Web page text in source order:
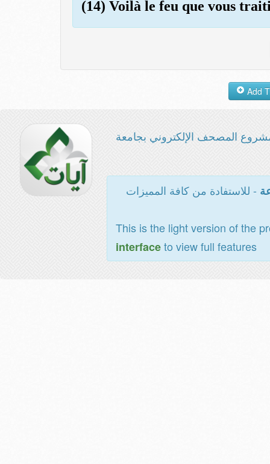
(14) Voilà le feu que vous
المصحف الإلكتروني بجامعة
- للاستفادة من كافة المميزات
This is the light version of the
interfaceto view full features